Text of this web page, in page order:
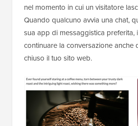
nel momento in cui un visitatore
Quando qualcuno avvia una chat,
sua app di messaggistica
continuare la conversazione anche
chiuso il tuo sito web.